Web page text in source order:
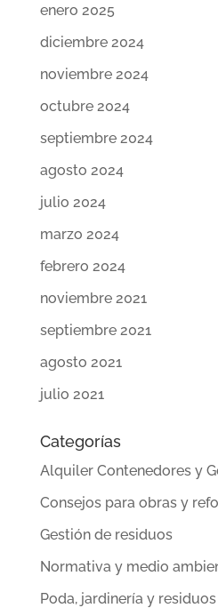
enero 2025
diciembre 2024
noviembre 2024
octubre 2024
septiembre 2024
agosto 2024
julio 2024
marzo 2024
febrero 2024
noviembre 2021
septiembre 2021
agosto 2021
julio 2021
Categorías
Alquiler Contenedores y
Consejos para obras y
Gestión de residuos
Normativa y medio
Poda, jardinería y